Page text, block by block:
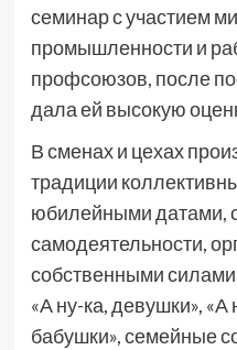
семинар с участием
промышленности и
профсоюзов, после
дала ей высокую
В сменах и цехах
традиции
юбилейными датами,
самодеятельности,
собственными
«А ну-ка, девушки», «А
бабушки», семейные